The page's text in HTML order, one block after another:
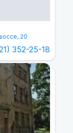
20
352-25-18